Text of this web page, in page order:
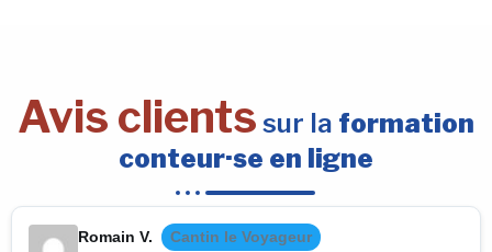
Avis clients sur la formation
conteur·se en ligne
Romain V.
Cantin le Voyageur